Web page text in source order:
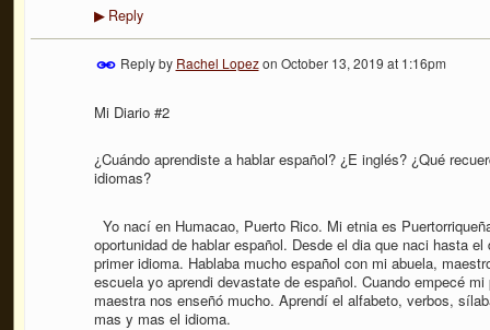
▶Reply
Reply by Rachel Lopezon October 13, 2019 at 1:16pm
Mi Diario #2
¿Cuándo aprendiste a hablar español? ¿E inglés? ¿Qué
idiomas?
Yo nací en Humacao, Puerto Rico. Mi etnia es
oportunidad de hablar español. Desde el dia que naci hasta
primer idioma. Hablaba mucho español con mi abuela,
escuela yo aprendi devastate de español. Cuando empecé
maestra nos enseñó mucho. Aprendí el alfabeto, verbos,
mas y mas el idioma.